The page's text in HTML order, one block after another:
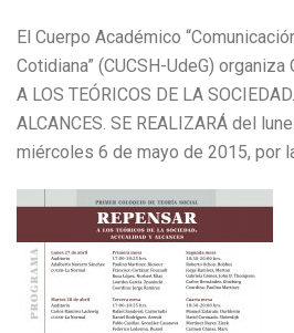
El Cuerpo Académico
Cotidiana” (CUCSH-UdeG) organiza
A LOS TEÓRICOS DE LA
ALCANCES. SE REALIZARÁ del
miércoles 6 de mayo de 2015, por